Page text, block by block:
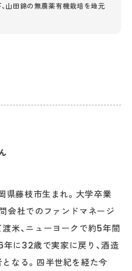
山田錦の無農薬有機栽培を地元
県藤枝市生まれ。大学卒業
会社でのファンドマネージ
米、ニューヨークで約5年間
年に32歳で実家に戻り、酒造
となる。四半世紀を経た今